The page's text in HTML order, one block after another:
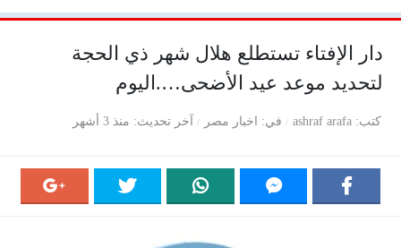
دار الإفتاء تستطلع هلال شهر ذي الحجة
لتحديد موعد عيد الأضحى….اليوم
كتب ashraf arafa في اخبار مصر آخر تحديث منذ 3 أشهر